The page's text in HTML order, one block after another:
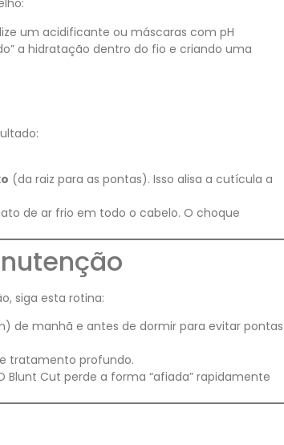
um acidificante ou máscaras com pH
a hidratação dentro do fio e criando uma
(da raiz para as pontas). Isso alisa a cutícula a
de ar frio em todo o cabelo. O choque
siga esta rotina:
de manhã e antes de dormir para evitar pontas
tratamento profundo.
Blunt Cut perde a forma “afiada” rapidamente